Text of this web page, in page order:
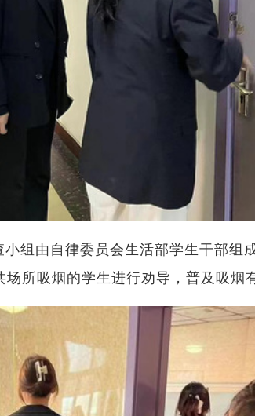
小组由自律委员会生活部学生干部组
所吸烟的学生进行劝导，普及吸烟